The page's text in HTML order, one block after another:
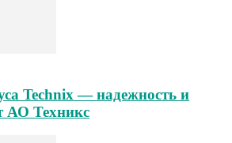
Technix — надежность и
АО Техникс